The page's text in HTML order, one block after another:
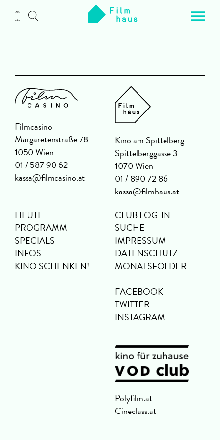
Inhalt
Filmcasino
Margaretenstraße 78
1050 Wien
01 / 587 90 62
kassa@filmcasino.at
Kino am Spittelberg
Spittelberggasse 3
1070 Wien
01 / 890 72 86
kassa@filmhaus.at
HEUTE
PROGRAMM
SPECIALS
INFOS
KINO SCHENKEN!
CLUB LOG-IN
SUCHE
IMPRESSUM
DATENSCHUTZ
MONATSFOLDER
FACEBOOK
TWITTER
INSTAGRAM
Polyfilm.at
Cineclass.at